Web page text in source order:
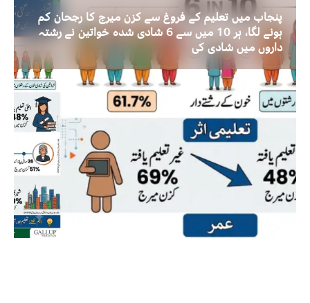
پنجاب میں تعلیم کے فروغ سے کزن میرج کا رجحان کم
ہونے لگا، ہر 10 میں سے 6 شادی شدہ خواتین نے رشتہ
داروں میں شادی کی